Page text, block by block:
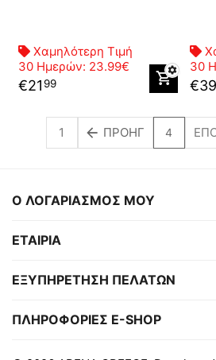
Χαμηλότερη Τιμή
30 Ημερών: 23.99€
€21 99
30
€39
1 ΠΡΟΗΓ 4
Ο ΛΟΓΑΡΙΑΣΜΟΣ ΜΟΥ
ΕΤΑΙΡΙΑ
ΕΞΥΠΗΡΕΤΗΣΗ ΠΕΛΑΤΩΝ
ΠΛΗΡΟΦΟΡΙΕΣ E-SHOP